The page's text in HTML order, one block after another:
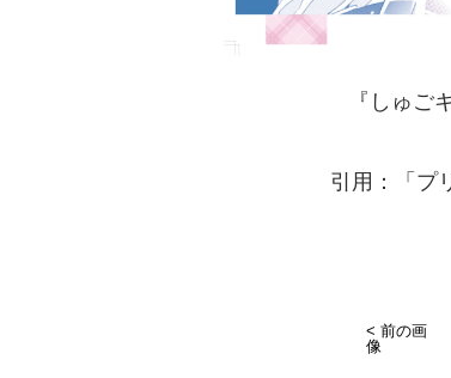
『しゅご
引用：「プ
< 前の画
像